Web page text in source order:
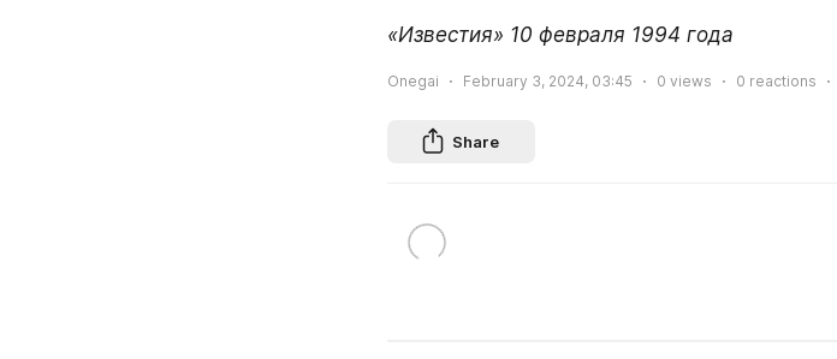
«Известия» 10 февраля 1994 года
Onegai February 3, 2024, 03:45 0 views 0 reactions
Share